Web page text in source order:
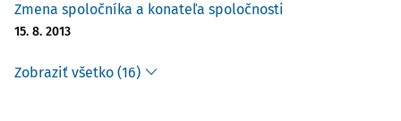
Zmena spoločníka a konateľa spoločnosti
15. 8. 2013
Zobraziť všetko (16)